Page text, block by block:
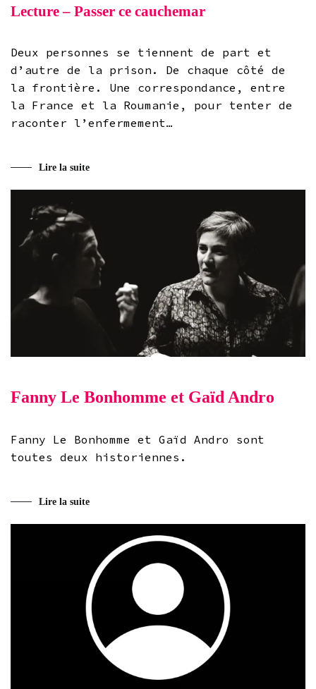
Lecture – Passer ce cauchemar
Deux personnes se tiennent de part et
d’autre de la prison. De chaque côté de
la frontière. Une correspondance, entre
la France et la Roumanie, pour tenter de
raconter l’enfermement…
Lire la suite
Fanny Le Bonhomme et Gaïd Andro
Fanny Le Bonhomme et Gaïd Andro sont
toutes deux historiennes.
Lire la suite